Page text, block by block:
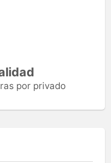
por privado